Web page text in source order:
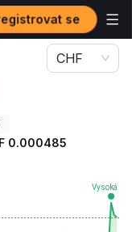
se
CHF
0.000485